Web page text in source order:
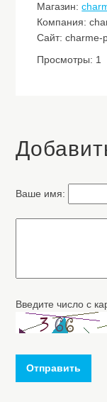
Магазин:
Компания:
Сайт: charme-
Просмотры: 1
Ваше имя:
Введите число с
Отправить